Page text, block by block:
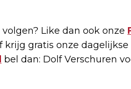
Like dan ook onze
krijg gratis onze
bel dan: Dolf Verschuren